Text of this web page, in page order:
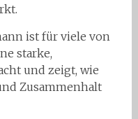
ist für viele von
starke,
und zeigt, wie
Zusammenhalt